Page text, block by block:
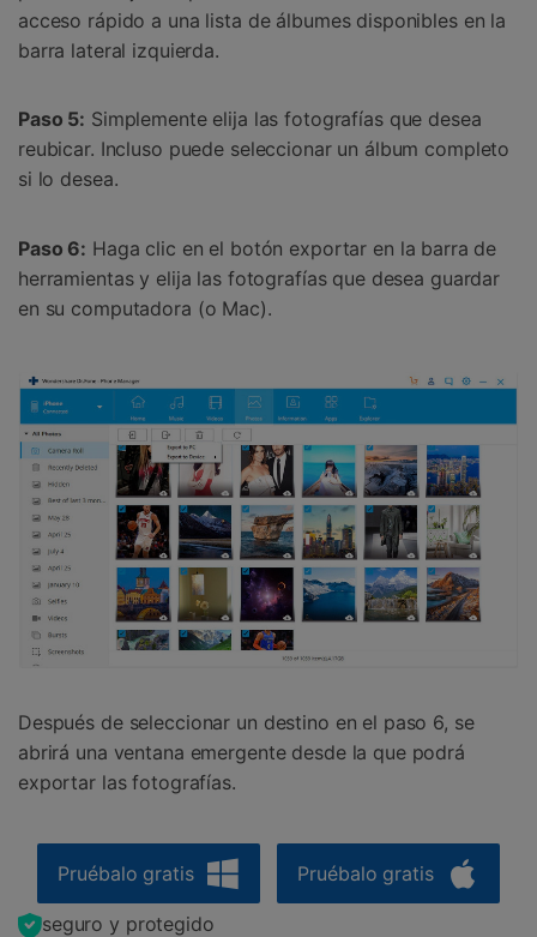
acceso rápido a una lista de álbumes disponibles en la
barra lateral izquierda.
Paso 5: Simplemente elija las fotografías que desea
reubicar. Incluso puede seleccionar un álbum completo
si lo desea.
Paso 6: Haga clic en el botón exportar en la barra de
herramientas y elija las fotografías que desea guardar
en su computadora (o Mac).
Después de seleccionar un destino en el paso 6, se
abrirá una ventana emergente desde la que podrá
exportar las fotografías.
Pruébalo gratis Pruébalo gratis
seguro y protegido